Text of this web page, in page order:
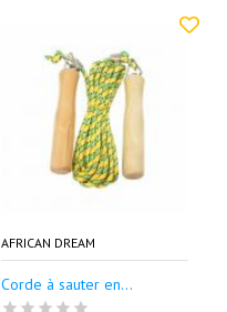
AFRICAN DREAM
Corde à sauter en...